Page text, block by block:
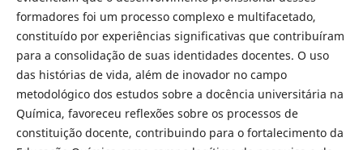
formadores foi um processo complexo e multifacetado,
constituído por experiências significativas que contribuíram
para a consolidação de suas identidades docentes. O uso
das histórias de vida, além de inovador no campo
metodológico dos estudos sobre a docência universitária na
Química, favoreceu reflexões sobre os processos de
constituição docente, contribuindo para o fortalecimento da